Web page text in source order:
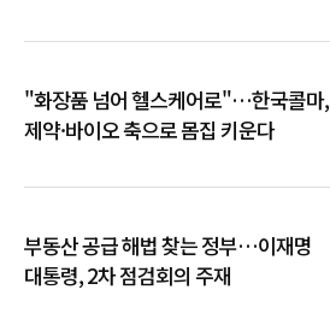
"화장품 넘어 헬스케어로"…한국콜마,
제약·바이오 축으로 몸집 키운다
부동산 공급 해법 찾는 정부…이재명
대통령, 2차 점검회의 주재